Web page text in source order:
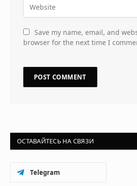
Save my name, email, and
browser for the next time I
ОСТАВАЙТЕСЬ НА СВЯЗИ
Telegram